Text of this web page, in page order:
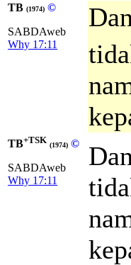
TB (1974) ©
SABDAweb
Why 17:11
TB+TSK (1974) ©
SABDAweb
Why 17:11